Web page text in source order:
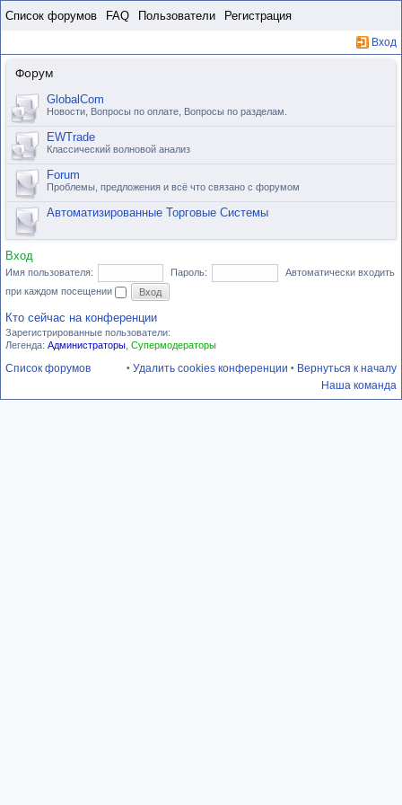
Список форумов FAQ Пользователи Регистрация
Вход
Форум
GlobalCom
Новости, Вопросы по оплате, Вопросы по разделам.
EWTrade
Классический волновой анализ
Forum
Проблемы, предложения и всё что связано с форумом
Автоматизированные Торговые Системы
Вход
Имя пользователя: Пароль:
Автоматически входить
при каждом посещении
Кто сейчас на конференции
Зарегистрированные пользователи:
Легенда: Администраторы Супермодераторы
Список форумов • Вернуться к началу
• Удалить cookies конференции
Наша команда